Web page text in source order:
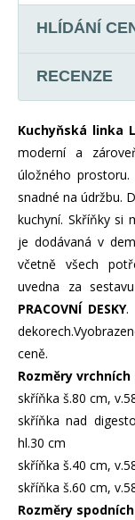
HLÍDÁNÍ
RECENZE
Kuchyňská linka
moderní a
úložného
snadné na údržbu.
kuchyní. Skříňky si
je dodávaná v
včetně všech
uvedna za
PRACOVNÍ DESKY.
ceně.
Rozměry
skříňka š.80 cm,
skříňka nad
hl.30 cm
skříňka š.40 cm,
skříňka š.60 cm,
Rozměry